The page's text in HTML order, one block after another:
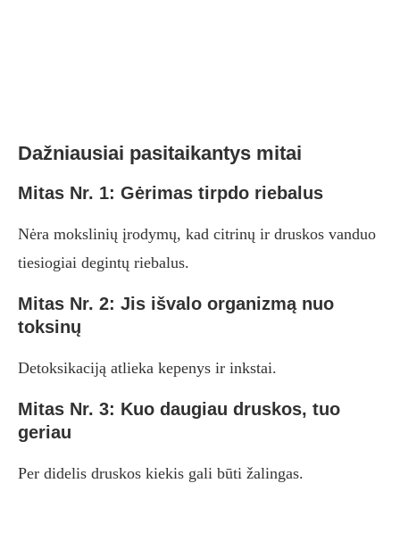
Dažniausiai pasitaikantys mitai
Mitas Nr. 1: Gėrimas tirpdo riebalus
Nėra mokslinių įrodymų, kad citrinų ir druskos vanduo
tiesiogiai degintų riebalus.
Mitas Nr. 2: Jis išvalo organizmą nuo
toksinų
Detoksikaciją atlieka kepenys ir inkstai.
Mitas Nr. 3: Kuo daugiau druskos, tuo
geriau
Per didelis druskos kiekis gali būti žalingas.